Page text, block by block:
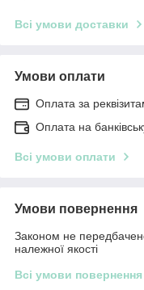
Всі умови доставки
Умови оплати
Оплата за
Оплата на
Всі умови оплати
Умови повернення
Законом не
належної якості
Всі умови повернення